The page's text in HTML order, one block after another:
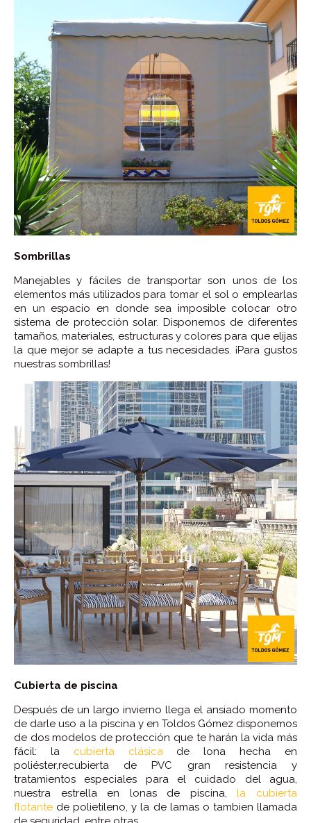
Sombrillas
Manejables y fáciles de transportar son unos de los
elementos más utilizados para tomar el sol o emplearlas
en un espacio en donde sea imposible colocar otro
sistema de protección solar. Disponemos de diferentes
tamaños, materiales, estructuras y colores para que elijas
la que mejor se adapte a tus necesidades. ¡Para gustos
nuestras sombrillas!
Cubierta de piscina
Después de un largo invierno llega el ansiado momento
de darle uso a la piscina y en Toldos Gómez disponemos
de dos modelos de protección que te harán la vida más
fácil: la cubierta clásica de lona hecha en
poliéster,recubierta de PVC gran resistencia y
tratamientos especiales para el cuidado del agua,
nuestra estrella en lonas de piscina,la cubierta
flotante de polietileno, y la de lamas o tambien llamada